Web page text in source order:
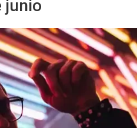
junio